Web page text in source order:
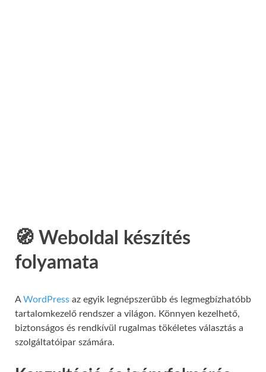
🧭 Weboldal készítés
folyamata
AWordPress az egyik legnépszerűbb és legmegbízhatóbb
tartalomkezelő rendszer a világon. Könnyen kezelhető,
biztonságos és rendkívül rugalmas tökéletes választás a
szolgáltatóipar számára.